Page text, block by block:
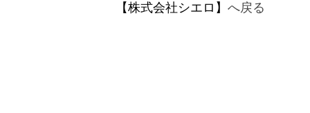
【株式会社シエロ】 へ戻る